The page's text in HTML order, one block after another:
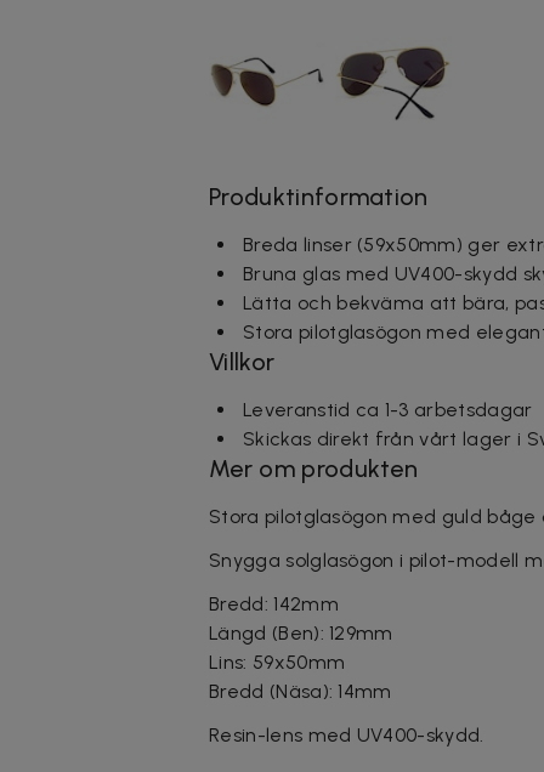
Produktinformation
Breda linser (59x50mm) ger
Bruna glas med UV400-skydd
Lätta och bekväma att bära,
Stora pilotglasögon med
Villkor
Leveranstid ca 1-3 arbetsdagar
Skickas direkt från vårt lager i
Mer om produkten
Stora pilotglasögon med guld båge
Snygga solglasögon i pilot-modell
Bredd: 142mm
Längd (Ben): 129mm
Lins: 59x50mm
Bredd (Näsa): 14mm
Resin-lens med UV400-skydd.